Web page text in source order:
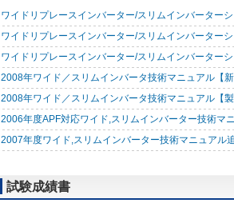
ワイドリプレースインバーター/スリムインバーター
ワイドリプレースインバーター/スリムインバーター
ワイドリプレースインバーター/スリムインバーター
2008年ワイド／スリムインバータ技術マニュアル【
2008年ワイド／スリムインバータ技術マニュアル【
2006年度APF対応ワイド,スリムインバーター技術マ
2007年度ワイド,スリムインバーター技術マニュアル
試験成績書